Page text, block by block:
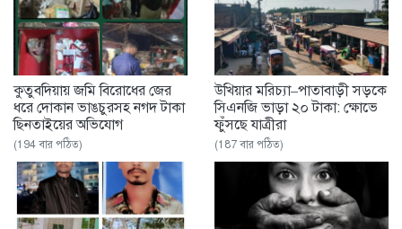
‎কুতুবদিয়ায় জমি বিরোধের জের
ধরে দোকান ভাঙচুরসহ নগদ টাকা
ছিনতাইয়ের অভিযোগ
(194 বার পঠিত)
উখিয়ার মরিচ্যা–পাতাবাড়ী সড়কে
সিএনজি ভাড়া ২০ টাকা: ক্ষোভে
ফুঁসছে যাত্রীরা
(187 বার পঠিত)